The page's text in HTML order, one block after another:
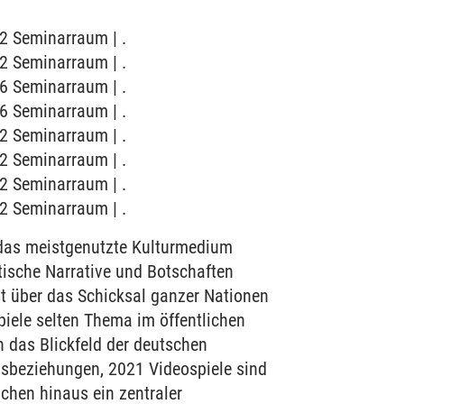
Seminarraum | .
Seminarraum | .
Seminarraum | .
Seminarraum | .
Seminarraum | .
Seminarraum | .
Seminarraum | .
Seminarraum | .
meistgenutzte Kulturmedium
Narrative und Botschaften
über das Schicksal ganzer Nationen
selten Thema im öffentlichen
Blickfeld der deutschen
2021 Videospiele sind
hinaus ein zentraler